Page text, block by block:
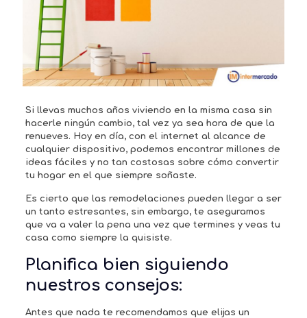
Si llevas muchos años viviendo en la misma casa sin
hacerle ningún cambio, tal vez ya sea hora de que la
renueves. Hoy en día, con el internet al alcance de
cualquier dispositivo, podemos encontrar millones de
ideas fáciles y no tan costosas sobre cómo convertir
tu hogar en el que siempre soñaste.
Es cierto que las remodelaciones pueden llegar a ser
un tanto estresantes, sin embargo, te aseguramos
que va a valer la pena una vez que termines y veas tu
casa como siempre la quisiste.
Planifica bien siguiendo
nuestros consejos:
Antes que nada te recomendamos que elijas un